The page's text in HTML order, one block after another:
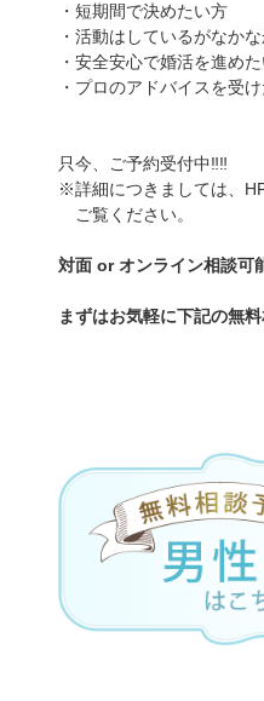
・短期間で決めたい方
・活動はしているがなか
・安全安心で婚活を進め
・プロのアドバイスを受
只今、ご予約受付中‼️‼️
※詳細につきましては、
ご覧ください。
対面 or オンライン相談可
まずはお気軽に下記の無